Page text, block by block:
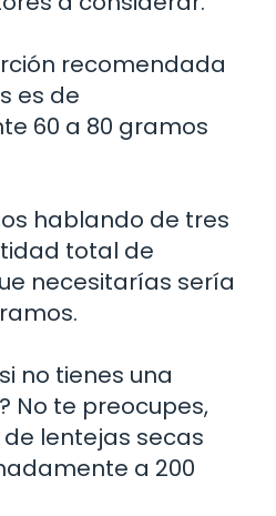
recomendada
es de
60 a 80 gramos
hablando de tres
total de
necesitarías sería
no tienes una
No te preocupes,
lentejas secas
a 200